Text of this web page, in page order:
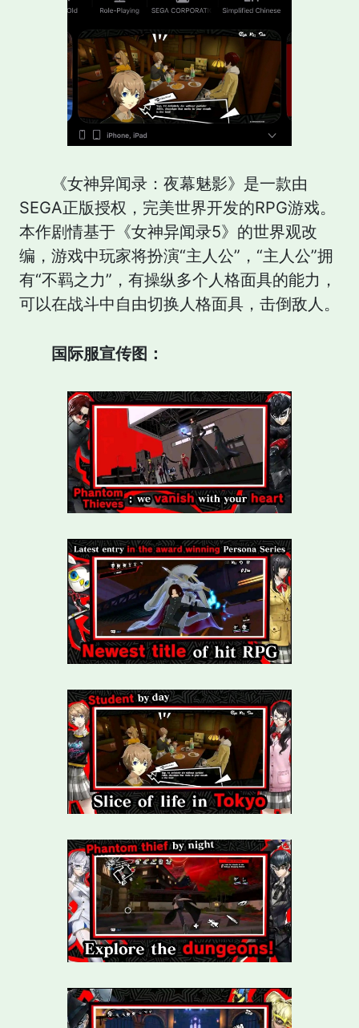
《女神异闻录：夜幕魅影》是一款由
SEGA正版授权，完美世界开发的RPG游戏。
本作剧情基于《女神异闻录5》的世界观改
编，游戏中玩家将扮演“主人公”，“主人公”拥
有“不羁之力”，有操纵多个人格面具的能力，
可以在战斗中自由切换人格面具，击倒敌人。
国际服宣传图：